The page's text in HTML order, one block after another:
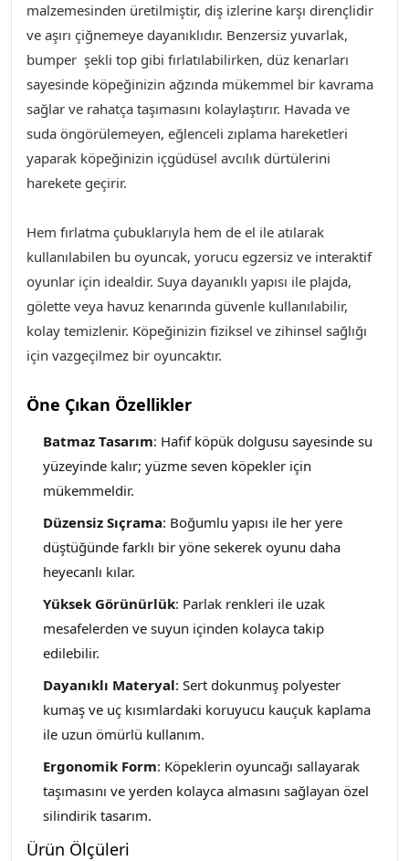
malzemesinden üretilmiştir, diş izlerine karşı dirençlidir
ve aşırı çiğnemeye dayanıklıdır. Benzersiz yuvarlak,
bumper şekli top gibi fırlatılabilirken, düz kenarları
sayesinde köpeğinizin ağzında mükemmel bir kavrama
sağlar ve rahatça taşımasını kolaylaştırır. Havada ve
suda öngörülemeyen, eğlenceli zıplama hareketleri
yaparak köpeğinizin içgüdüsel avcılık dürtülerini
harekete geçirir.
Hem fırlatma çubuklarıyla hem de el ile atılarak
kullanılabilen bu oyuncak, yorucu egzersiz ve interaktif
oyunlar için idealdir. Suya dayanıklı yapısı ile plajda,
gölette veya havuz kenarında güvenle kullanılabilir,
kolay temizlenir. Köpeğinizin fiziksel ve zihinsel sağlığı
için vazgeçilmez bir oyuncaktır.
Öne Çıkan Özellikler
Batmaz Tasarım: Hafif köpük dolgusu sayesinde su
yüzeyinde kalır; yüzme seven köpekler için
mükemmeldir.
Düzensiz Sıçrama: Boğumlu yapısı ile her yere
düştüğünde farklı bir yöne sekerek oyunu daha
heyecanlı kılar.
Yüksek Görünürlük: Parlak renkleri ile uzak
mesafelerden ve suyun içinden kolayca takip
edilebilir.
Dayanıklı Materyal: Sert dokunmuş polyester
kumaş ve uç kısımlardaki koruyucu kauçuk kaplama
ile uzun ömürlü kullanım.
Ergonomik Form: Köpeklerin oyuncağı sallayarak
taşımasını ve yerden kolayca almasını sağlayan özel
silindirik tasarım.
Ürün Ölçüleri